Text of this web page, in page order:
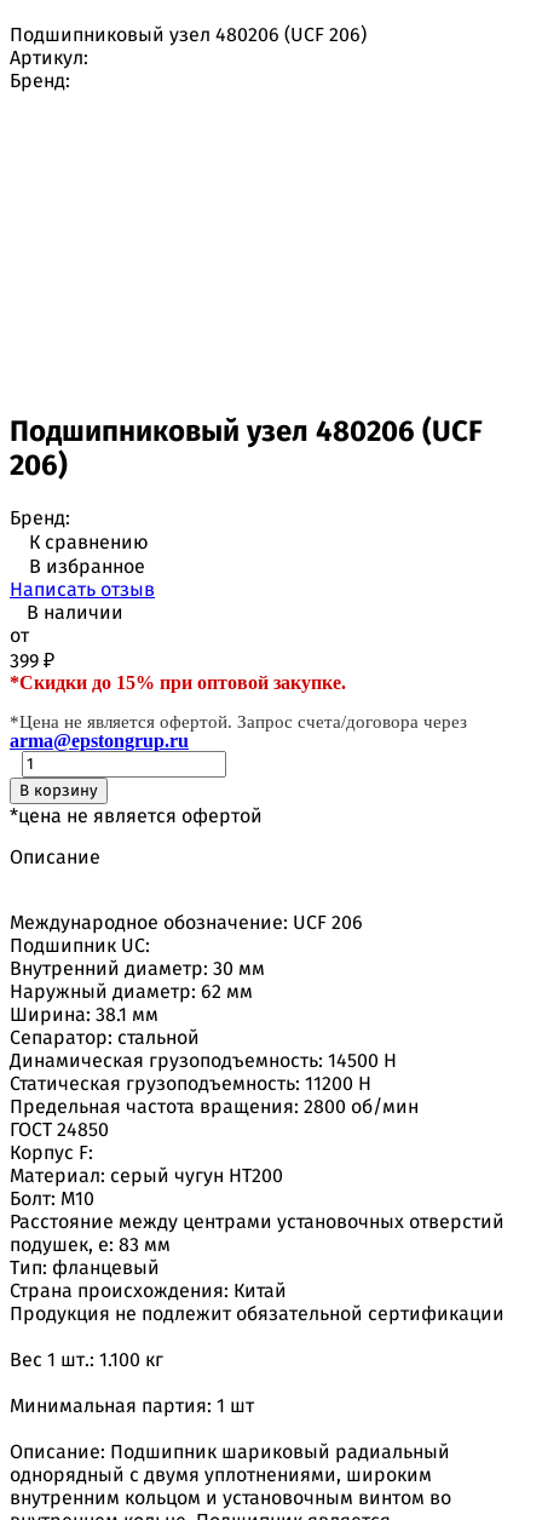
Подшипниковый узел 480206 (UCF 206)
Артикул:
Бренд:
Подшипниковый узел 480206 (UCF
206)
Бренд:
К сравнению
В избранное
Написать отзыв
В наличии
от
399 ₽
*Скидки до 15% при оптовой закупке.
*Цена не является офертой. Запрос счета/договора через
arma@epstongrup.ru
В корзину
*цена не является офертой
Описание
Международное обозначение: UCF 206
Подшипник UC:
Внутренний диаметр: 30 мм
Наружный диаметр: 62 мм
Ширина: 38.1 мм
Сепаратор: стальной
Динамическая грузоподъемность: 14500 H
Статическая грузоподъемность: 11200 H
Предельная частота вращения: 2800 об/мин
ГОСТ 24850
Корпус F:
Материал: серый чугун НТ200
Болт: М10
Расстояние между центрами установочных отверстий
подушек, e: 83 мм
Тип: фланцевый
Страна происхождения: Китай
Продукция не подлежит обязательной сертификации
Вес 1 шт.: 1.100 кг
Минимальная партия: 1 шт
Описание: Подшипник шариковый радиальный
однорядный с двумя уплотнениями, широким
внутренним кольцом и установочным винтом во